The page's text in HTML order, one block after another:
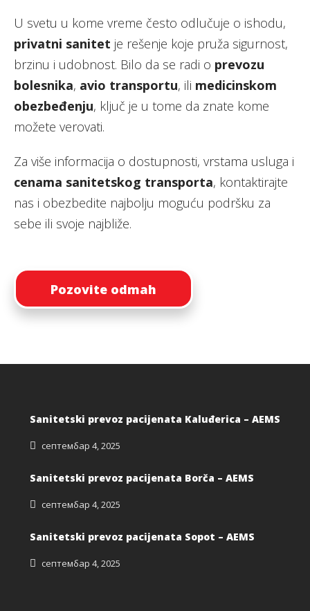
U svetu u kome vreme često odlučuje o ishodu,
privatni sanitet je rešenje koje pruža sigurnost,
brzinu i udobnost. Bilo da se radi o prevozu
bolesnika, avio transportu, ili medicinskom
obezbeđenju, ključ je u tome da znate kome
možete verovati.
Za više informacija o dostupnosti, vrstama usluga i
cenama sanitetskog transporta, kontaktirajte
nas i obezbedite najbolju moguću podršku za
sebe ili svoje najbliže.
Pozovite odmah
Sanitetski prevoz pacijenata Kaluđerica – AEMS
септембар 4, 2025
Sanitetski prevoz pacijenata Borča – AEMS
септембар 4, 2025
Sanitetski prevoz pacijenata Sopot – AEMS
септембар 4, 2025